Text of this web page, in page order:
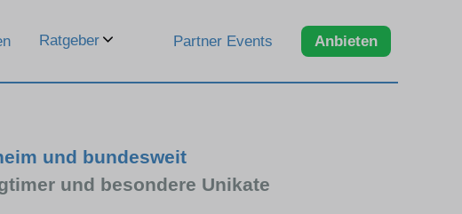
Ratgeber Partner Events Anbieten
und bundesweit
und besondere Unikate